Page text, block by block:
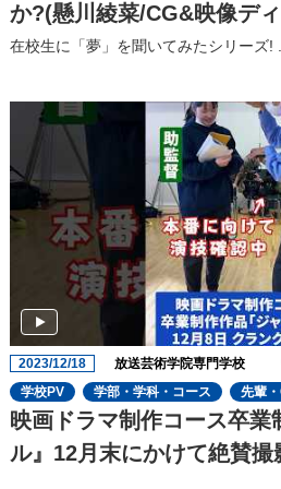
か?(懸川綾菜/CG&映像デ
在校生に「夢」を聞いてみたシリーズ!
2023/12/18 放送芸術学院専門学校
学校PV
学部・学科・コース 先輩
映画ドラマ制作コース卒
ル』12月末にかけて絶賛撮